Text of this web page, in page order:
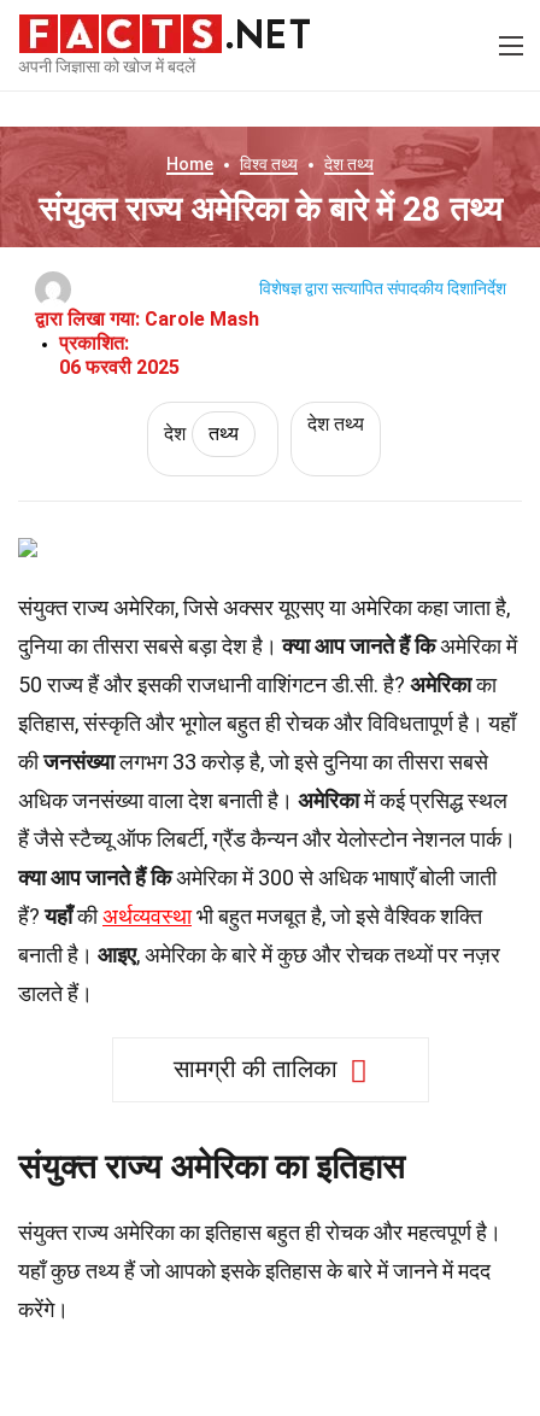
अपनी जिज्ञासा को खोज में बदलें
Home विश्वतथ्य देशतथ्य
संयुक्त राज्य अमेरिका के बारे में 28 तथ्य
द्वारा लिखा गया: Carole Mash
प्रकाशित:
06 फरवरी 2025
विशेषज्ञ द्वारा सत्यापित संपादकीय दिशानिर्देश
देश तथ्य देश तथ्य
संयुक्त राज्य अमेरिका, जिसे अक्सर यूएसए या अमेरिका कहा जाता है,
दुनिया का तीसरा सबसे बड़ा देश है।क्या आप जानते हैं किअमेरिका में
50 राज्य हैं और इसकी राजधानी वाशिंगटन डी.सी. है? अमेरिकाका
इतिहास, संस्कृति और भूगोल बहुत ही रोचक और विविधतापूर्ण है। यहाँ
कीजनसंख्यालगभग 33 करोड़ है, जो इसे दुनिया का तीसरा सबसे
अधिक जनसंख्या वाला देश बनाती है। अमेरिकामें कई प्रसिद्ध स्थल
हैं जैसे स्टैच्यू ऑफ लिबर्टी, ग्रैंड कैन्यन और येलोस्टोन नेशनल पार्क।
क्या आप जानते हैं किअमेरिका में 300 से अधिक भाषाएँ बोली जाती
हैं?यहाँकीअर्थव्यवस्थाभी बहुत मजबूत है, जो इसे वैश्विक शक्ति
बनाती है। आइए, अमेरिका के बारे में कुछ और रोचक तथ्यों पर नज़र
डालते हैं।
सामग्री की तालिका
संयुक्त राज्य अमेरिका का इतिहास
संयुक्त राज्य अमेरिका का इतिहास बहुत ही रोचक और महत्वपूर्ण है।
यहाँ कुछ तथ्य हैं जो आपको इसके इतिहास के बारे में जानने में मदद
करेंगे।